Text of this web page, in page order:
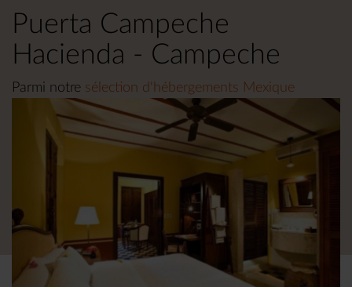
Puerta Campeche
Hacienda - Campeche
Parmi notre sélection d'hébergements Mexique